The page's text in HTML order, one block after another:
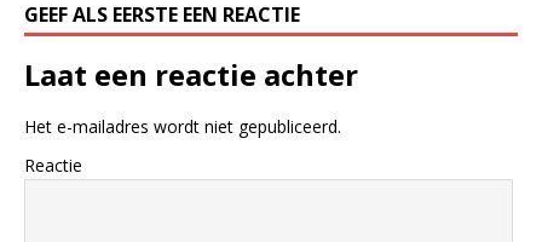
GEEF ALS EERSTE EEN REACTIE
Laat een reactie achter
Het e-mailadres wordt niet gepubliceerd.
Reactie